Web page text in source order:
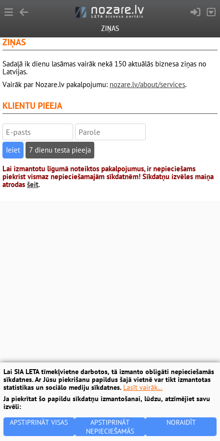
ZIŅAS
ZIŅAS
Sadaļā ik dienu lasāmas vairāk nekā 150 aktuālās biznesa ziņas no
Latvijas.
Vairāk par Nozare.lv pakalpojumu: nozare.lv/about/services.
KLIENTU PIEEJA
7 dienu testa pieeja
Lai izmantotu līgumā noteiktos pakalpojumus, ir nepieciešams
piekrist vismaz nepieciešamajām sīkdatnēm! Sīkdatņu izvēles maiņa
atrodas šeit.
Lai SIA LETA tīmekļvietne darbotos, tā izmanto obligāti nepieciešamās
sīkdatnes. Ar Jūsu piekrišanu papildus šajā vietnē var tikt izmantotas
statistikas un sociālo mediju sīkdatnes. Lasīt vairāk...
Ja piekrītat šo papildu sīkdatņu izmantošanai, lūdzu, atzīmējiet savu
izvēli:
APSTIPRINĀT VISAS
APSTIPRINĀT
NEPIECIEŠAMĀS
NORAIDĪT